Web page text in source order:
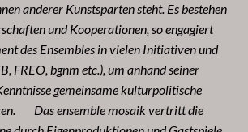
anderer Kunstsparten steht. Es bestehen
und Kooperationen, so engagiert
des Ensembles in vielen Initiativen und
FREO, bgnm etc.), um anhand seiner
gemeinsame kulturpolitische
Das ensemble mosaik vertritt die